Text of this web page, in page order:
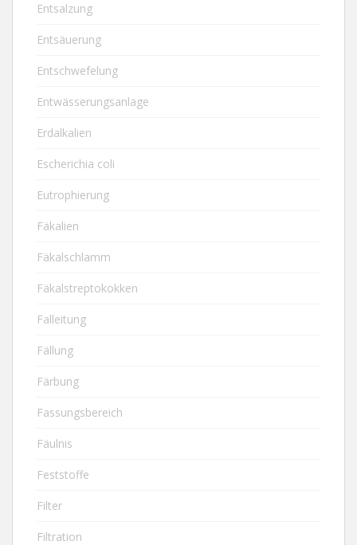
Entsalzung
Entsäuerung
Entschwefelung
Entwässerungsanlage
Erdalkalien
Escherichia coli
Eutrophierung
Fäkalien
Fäkalschlamm
Fäkalstreptokokken
Falleitung
Fällung
Färbung
Fassungsbereich
Fäulnis
Feststoffe
Filter
Filtration